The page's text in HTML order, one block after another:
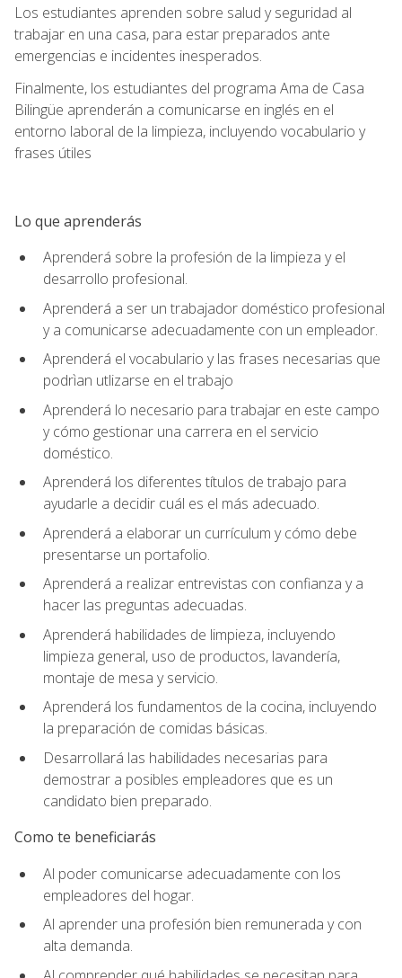
Los estudiantes aprenden sobre salud y seguridad al
trabajar en una casa, para estar preparados ante
emergencias e incidentes inesperados.
Finalmente, los estudiantes del programa Ama de Casa
Bilingüe aprenderán a comunicarse en inglés en el
entorno laboral de la limpieza, incluyendo vocabulario y
frases útiles
Lo que aprenderás
Aprenderá sobre la profesión de la limpieza y el
desarrollo profesional.
Aprenderá a ser un trabajador doméstico profesional
y a comunicarse adecuadamente con un empleador.
Aprenderá el vocabulario y las frases necesarias que
podrìan utlizarse en el trabajo
Aprenderá lo necesario para trabajar en este campo
y cómo gestionar una carrera en el servicio
doméstico.
Aprenderá los diferentes títulos de trabajo para
ayudarle a decidir cuál es el más adecuado.
Aprenderá a elaborar un currículum y cómo debe
presentarse un portafolio.
Aprenderá a realizar entrevistas con confianza y a
hacer las preguntas adecuadas.
Aprenderá habilidades de limpieza, incluyendo
limpieza general, uso de productos, lavandería,
montaje de mesa y servicio.
Aprenderá los fundamentos de la cocina, incluyendo
la preparación de comidas básicas.
Desarrollará las habilidades necesarias para
demostrar a posibles empleadores que es un
candidato bien preparado.
Como te beneficiarás
Al poder comunicarse adecuadamente con los
empleadores del hogar.
Al aprender una profesión bien remunerada y con
alta demanda.